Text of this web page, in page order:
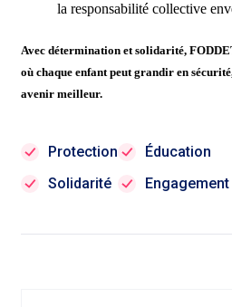
la responsabilité collective
Avec détermination et solidarité,
où chaque enfant peut grandir en
avenir meilleur.
Protection
Solidarité
Éducation
Engagement